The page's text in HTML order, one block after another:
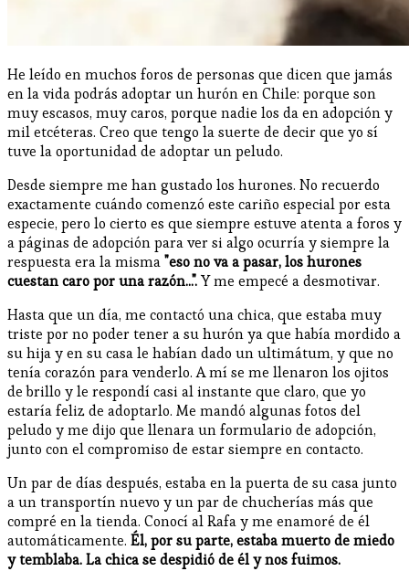
He leído en muchos foros de personas que dicen que jamás
en la vida podrás adoptar un hurón en Chile: porque son
muy escasos, muy caros, porque nadie los da en adopción y
mil etcéteras. Creo que tengo la suerte de decir que yo sí
tuve la oportunidad de adoptar un peludo.
Desde siempre me han gustado los hurones. No recuerdo
exactamente cuándo comenzó este cariño especial por esta
especie, pero lo cierto es que siempre estuve atenta a foros y
a páginas de adopción para ver si algo ocurría y siempre la
respuesta era la misma"eso no va a pasar, los hurones
cuestan caro por una razón...".Y me empecé a desmotivar.
Hasta que un día, me contactó una chica, que estaba muy
triste por no poder tener a su hurón ya que había mordido a
su hija y en su casa le habían dado un ultimátum, y que no
tenía corazón para venderlo. A mí se me llenaron los ojitos
de brillo y le respondí casi al instante que claro, que yo
estaría feliz de adoptarlo. Me mandó algunas fotos del
peludo y me dijo que llenara un formulario de adopción,
junto con el compromiso de estar siempre en contacto.
Un par de días después, estaba en la puerta de su casa junto
a un transportín nuevo y un par de chucherías más que
compré en la tienda. Conocí al Rafa y me enamoré de él
automáticamente. Él, por su parte, estaba muerto de miedo
y temblaba. La chica se despidió de él y nos fuimos.